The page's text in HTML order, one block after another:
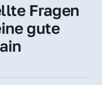
Fragen
gute